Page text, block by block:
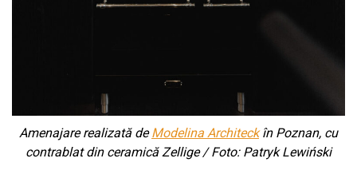
Amenajare realizată deModelina Architeckîn Poznan, cu
contrablat din ceramică Zellige / Foto: Patryk Lewiński